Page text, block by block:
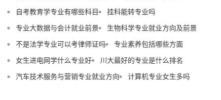
自考教育学专业有哪些科目
挂科能转专业吗
专业大数据与会计就业前景
生物科学专业就业方向及前景
不是法学专业可以考律师证吗
专业素养包括哪些方面
女生进电网学什么专业好
川大最好的专业是什么排名
汽车技术服务与营销专业就业方向
计算机专业女生多吗